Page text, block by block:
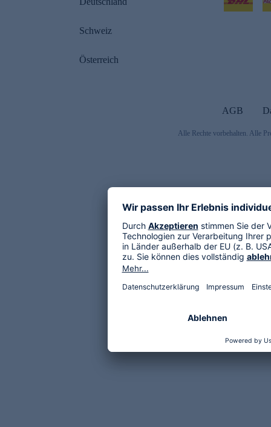
Schweiz
Österreich
AGB
Alle Rechte vorbehalten. Alle